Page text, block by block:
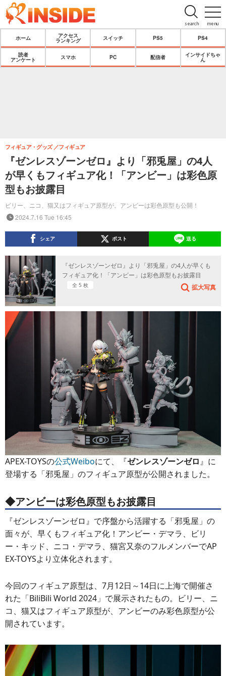
menu
search
ホーム
アクセス
ランキング
スイッチ PS5 PS4
読者
アンケート
スマホ PC 配信者
インサイドちゃ
ん
『ゼンレスゾーンゼロ』より「邪兎屋」の4人
が早くもフィギュア化！「アンビー」は彩色原
型もお披露目
ビリー、ニコ、猫又はフィギュア原型が。アンビーは彩色原型も公開！
フィギュア・グッズ フィギュア
2024.7.16 Tue 16:45
シェア ポスト 送る
『ゼンレスゾーンゼロ』より「邪兎屋」の4人が早くも
フィギュア化！「アンビー」は彩色原型もお披露目
全 5 枚 拡大写真
APEX-TOYSの公式Weiboにて、『ゼンレスゾーンゼロ』に
登場する「邪兎屋」のフィギュア原型が公開されました。
◆アンビーは彩色原型もお披露目
『ゼンレスゾーンゼロ』で序盤から活躍する「邪兎屋」の
面々が、早くもフィギュア化！アンビー・デマラ、ビリ
ー・キッド、ニコ・デマラ、猫宮又奈のフルメンバーでAP
EX-TOYSより立体化されます。
今回のフィギュア原型は、7月12日～14日に上海で開催さ
れた「BiliBili World 2024」で展示されたもの。ビリー、ニ
コ、猫又はフィギュア原型が、アンビーのみ彩色原型が公
開されています。